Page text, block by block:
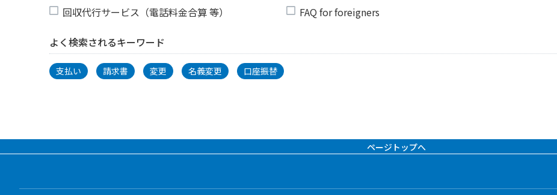
回収代行サービス（電話料金合算 等） FAQ for foreigners
よく検索されるキーワード
支払い 請求書 変更 名義変更 口座振替
ページトップへ